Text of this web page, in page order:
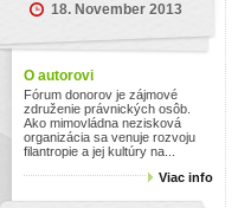
18. November 2013
O autorovi
Fórum donorov je zájmové
združenie právnických osôb.
Ako mimovládna nezisková
organizácia sa venuje rozvoju
filantropie a jej kultúry na...
Viac info